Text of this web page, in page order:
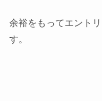
余裕をもってエント
す。